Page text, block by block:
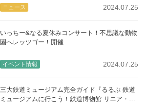
ニュース 2024.07.25
イベント情報 2024.07.25
いっちー&なる夏休みコンサート！不思議な動物
園へレッツゴー！開催
三大鉄道ミュージアム完全ガイド『るるぶ 鉄道
ミュージアムに行こう！鉄道博物館 リニア・鉄